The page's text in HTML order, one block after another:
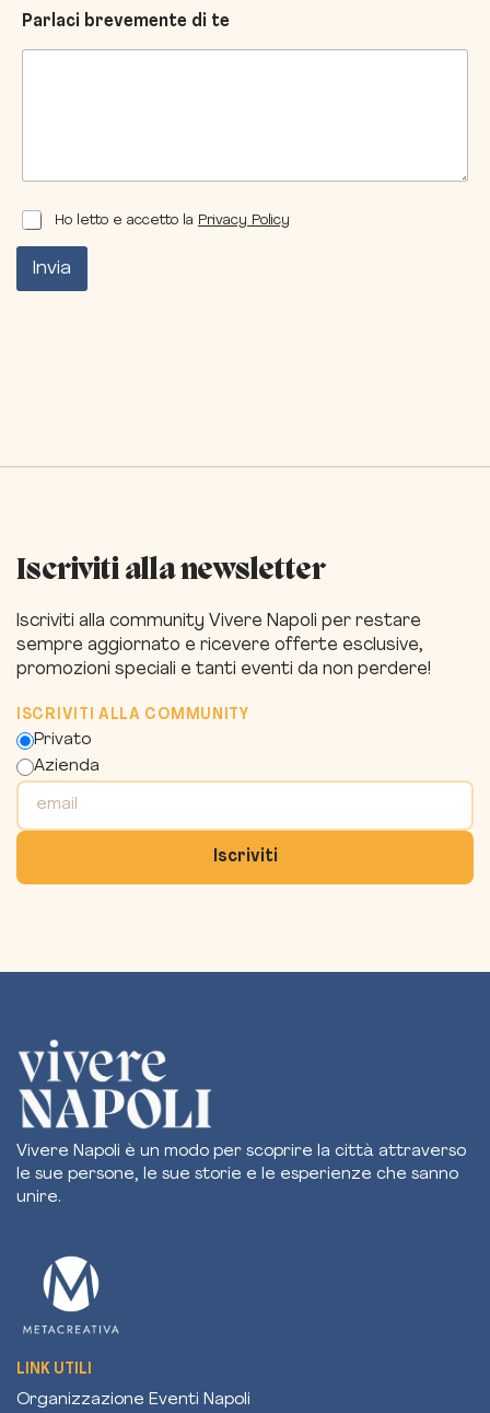
Parlaci brevemente di te
Ho letto e accetto la Privacy Policy
Invia
Iscriviti alla newsletter
Iscriviti alla community Vivere Napoli per restare
sempre aggiornato e ricevere offerte esclusive,
promozioni speciali e tanti eventi da non perdere!
ISCRIVITI ALLA COMMUNITY
Privato
Azienda
Vivere Napoli è un modo per scoprire la città attraverso
le sue persone, le sue storie e le esperienze che sanno
unire.
LINK UTILI
Organizzazione Eventi Napoli